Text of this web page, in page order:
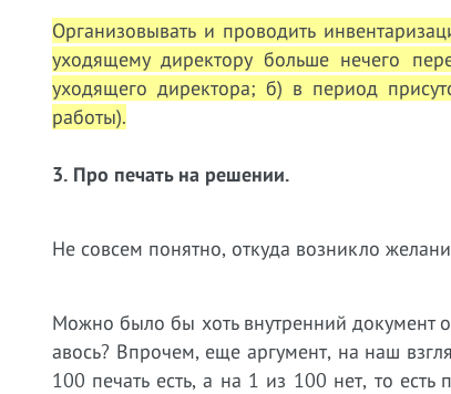
Организовывать и проводить
уходящему директору больше нечего
уходящего директора; б) в период
работы).
3. Про печать на решении.
Не совсем понятно, откуда возникло
Можно было бы хоть внутренний документ
авось? Впрочем, еще аргумент, на наш
100 печать есть, а на 1 из 100 нет, то